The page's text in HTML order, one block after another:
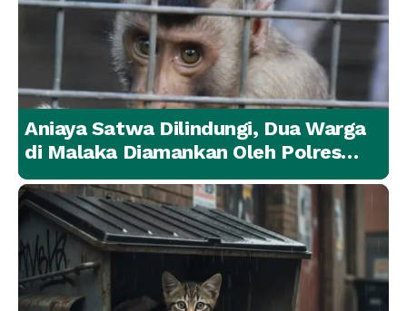
Aniaya Satwa Dilindungi, Dua Warga
di Malaka Diamankan Oleh Polres
Malaka